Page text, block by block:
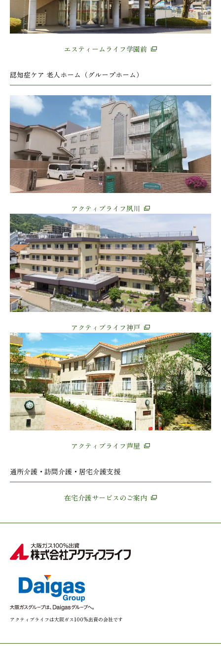
エスティームライフ学園前
認知症ケア 老人ホーム（グループホーム）
アクティブライフ夙川
アクティブライフ神戸
アクティブライフ芦屋
通所介護・訪問介護・居宅介護支援
在宅介護サービスのご案内
アクティブライフは大阪ガス100%出資の会社です